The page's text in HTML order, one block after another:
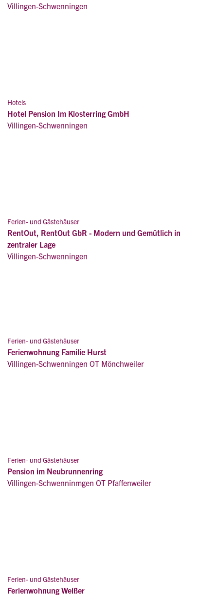
Villingen-Schwenningen
Hotels
Hotel Pension Im Klosterring GmbH
Villingen-Schwenningen
Ferien- und Gästehäuser
RentOut, RentOut GbR - Modern und Gemütlich in
zentraler Lage
Villingen-Schwenningen
Ferien- und Gästehäuser
Ferienwohnung Familie Hurst
Villingen-Schwenningen OT Mönchweiler
Ferien- und Gästehäuser
Pension im Neubrunnenring
Villingen-Schwenninmgen OT Pfaffenweiler
Ferien- und Gästehäuser
Ferienwohnung Weißer